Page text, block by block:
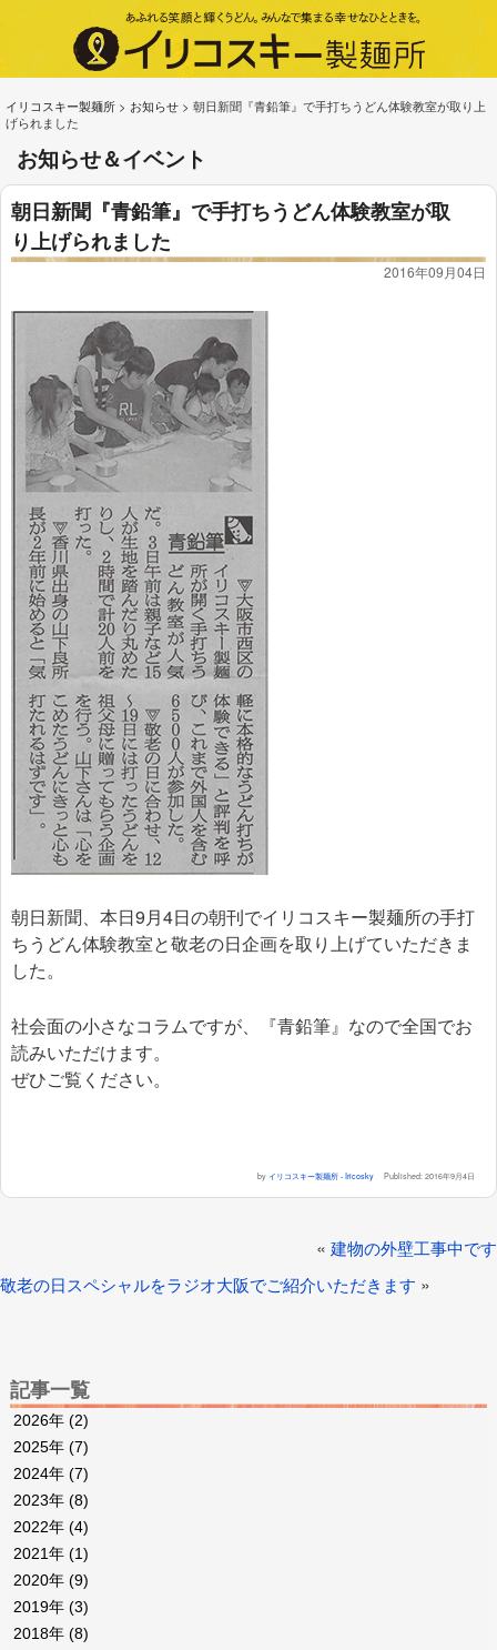
イリコスキー製麺所 > お知らせ > 朝日新聞『青鉛筆』で手打ちうどん体験教室が取り上
げられました
お知らせ＆イベント
朝日新聞『青鉛筆』で手打ちうどん体験教室が取
り上げられました
2016年09月04日
朝日新聞、本日9月4日の朝刊でイリコスキー製麺所の手打
ちうどん体験教室と敬老の日企画を取り上げていただきま
した。
社会面の小さなコラムですが、『青鉛筆』なので全国でお
読みいただけます。
ぜひご覧ください。
by イリコスキー製麺所 - Iricosky Published:2016年9月4日
« 建物の外壁工事中です
敬老の日スペシャルをラジオ大阪でご紹介いただきます »
記事一覧
2026年 (2)
2025年 (7)
2024年 (7)
2023年 (8)
2022年 (4)
2021年 (1)
2020年 (9)
2019年 (3)
2018年 (8)